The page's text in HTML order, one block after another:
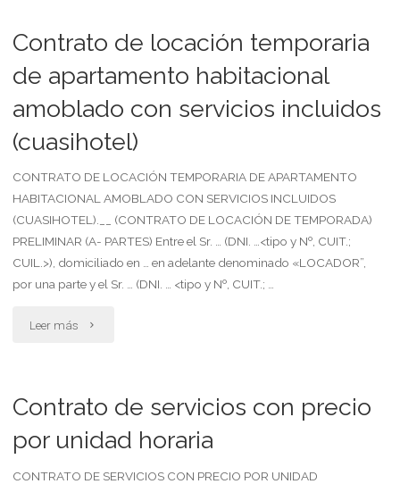
del
corredor
(inmobiliaria)"
servicios"
Contrato de locación temporaria
de apartamento habitacional
amoblado con servicios incluidos
(cuasihotel)
CONTRATO DE LOCACIÓN TEMPORARIA DE APARTAMENTO
HABITACIONAL AMOBLADO CON SERVICIOS INCLUIDOS
(CUASIHOTEL).__ (CONTRATO DE LOCACIÓN DE TEMPORADA)
PRELIMINAR (A- PARTES) Entre el Sr. … (DNI. …<tipo y Nº, CUIT.;
CUIL.>), domiciliado en … en adelante denominado «LOCADOR”,
por una parte y el Sr. … (DNI. … <tipo y Nº, CUIT.; …
Leer más "Contrato
locación
temporaria
Contrato de servicios con precio
por unidad horaria
CONTRATO DE SERVICIOS CON PRECIO POR UNIDAD